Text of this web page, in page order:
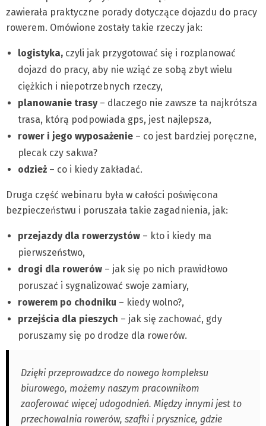
zawierała praktyczne porady dotyczące dojazdu do pracy
rowerem. Omówione zostały takie rzeczy jak:
logistyka, czyli jak przygotować się i rozplanować
dojazd do pracy, aby nie wziąć ze sobą zbyt wielu
ciężkich i niepotrzebnych rzeczy,
planowanie trasy – dlaczego nie zawsze ta najkrótsza
trasa, którą podpowiada gps, jest najlepsza,
rower i jego wyposażenie – co jest bardziej poręczne,
plecak czy sakwa?
odzież – co i kiedy zakładać.
Druga część webinaru była w całości poświęcona
bezpieczeństwu i poruszała takie zagadnienia, jak:
przejazdy dla rowerzystów – kto i kiedy ma
pierwszeństwo,
drogi dla rowerów – jak się po nich prawidłowo
poruszać i sygnalizować swoje zamiary,
rowerem po chodniku – kiedy wolno?,
przejścia dla pieszych – jak się zachować, gdy
poruszamy się po drodze dla rowerów.
Dzięki przeprowadzce do nowego kompleksu
biurowego, możemy naszym pracownikom
zaoferować więcej udogodnień. Między innymi jest to
przechowalnia rowerów, szafki i prysznice, gdzie